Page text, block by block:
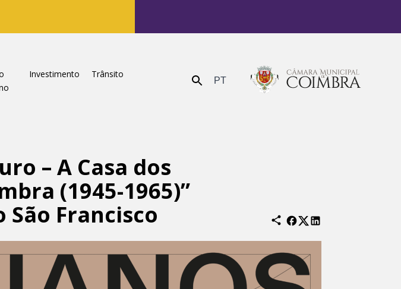
Investimento
Trânsito
Enviar PT
– A Casa dos
(1945-1965)”
Francisco